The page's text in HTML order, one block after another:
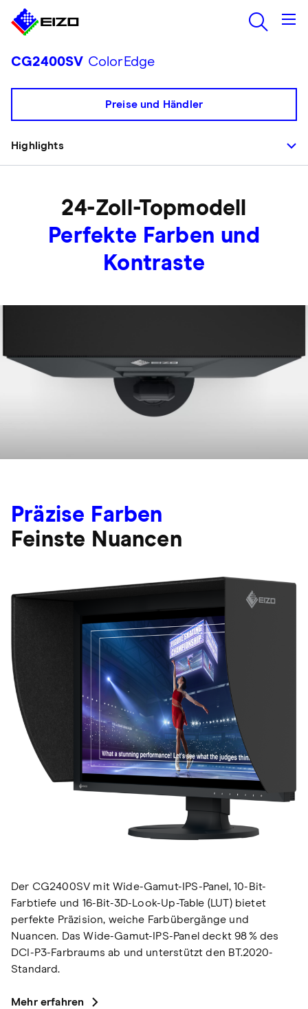
CG2400SV ColorEdge
Highlights
Preise und Händler
24-Zoll-Topmodell
Perfekte Farben und
Kontraste
Präzise Farben
Feinste Nuancen
Der CG2400SV mit Wide-Gamut-IPS-Panel, 10-Bit-
Farbtiefe und 16-Bit-3D-Look-Up-Table (LUT) bietet
perfekte Präzision, weiche Farbübergänge und
Nuancen. Das Wide-Gamut-IPS-Panel deckt 98 % des
DCI-P3-Farbraums ab und unterstützt den BT.2020-
Standard.
Mehr erfahren